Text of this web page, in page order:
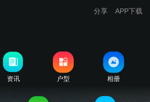
分享 APP下载
资讯 户型 相册